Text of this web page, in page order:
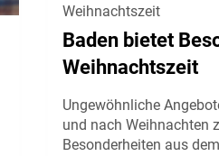
Weihnachtszeit
Baden bietet
Weihnachtszeit
Ungewöhnliche
und nach Weihnachten
Besonderheiten aus